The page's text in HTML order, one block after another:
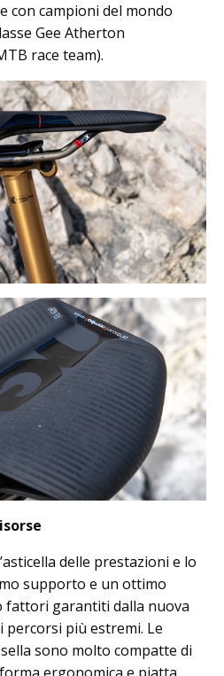
con campioni del mondo
Gee Atherton
race team).
delle prestazioni e lo
supporto e un ottimo
fattori garantiti dalla nuova
percorsi più estremi. Le
sono molto compatte di